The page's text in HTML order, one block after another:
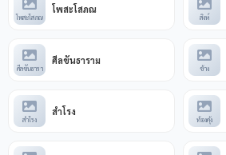
โพสะโสภณ
โพสะโสภณ
สิงห์
ศีลขันธารา
ศีลขันธาราม
ช้าง
สำโรง
สำโรง
ท้องคุ้ง